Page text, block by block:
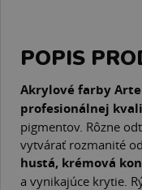
POPIS
Akrylové farby
profesionálnej
pigmentov. Rôzne
vytvárať rozmanité
hustá, krémová
a vynikajúce krytie.